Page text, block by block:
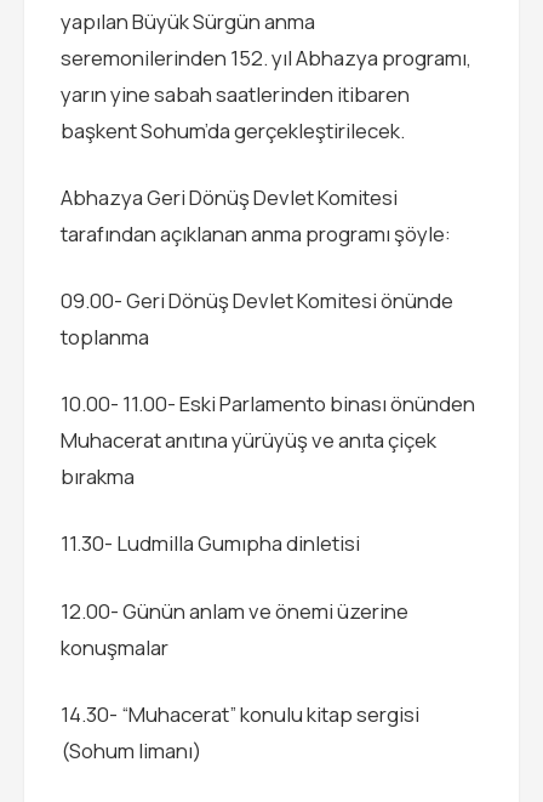
yapılan Büyük Sürgün anma
seremonilerinden 152. yıl Abhazya programı,
yarın yine sabah saatlerinden itibaren
başkent Sohum’da gerçekleştirilecek.
Abhazya Geri Dönüş Devlet Komitesi
tarafından açıklanan anma programı şöyle:
09.00- Geri Dönüş Devlet Komitesi önünde
toplanma
10.00- 11.00- Eski Parlamento binası önünden
Muhacerat anıtına yürüyüş ve anıta çiçek
bırakma
11.30- Ludmilla Gumıpha dinletisi
12.00- Günün anlam ve önemi üzerine
konuşmalar
14.30- “Muhacerat” konulu kitap sergisi
(Sohum limanı)